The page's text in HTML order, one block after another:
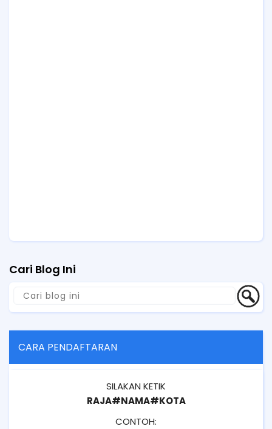
Cari Blog Ini
CARA PENDAFTARAN
SILAKAN KETIK
RAJA#NAMA#KOTA
CONTOH: